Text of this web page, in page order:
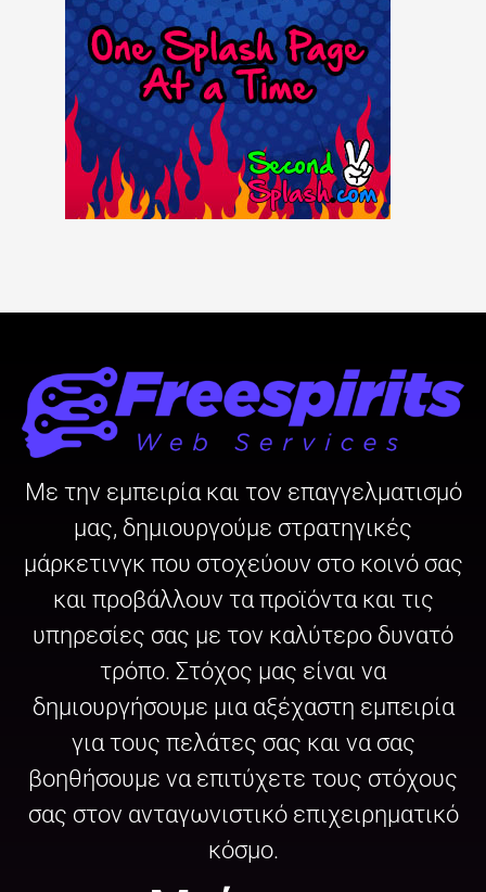
Με την εμπειρία και τον επαγγελματισμό
μας, δημιουργούμε στρατηγικές
μάρκετινγκ που στοχεύουν στο κοινό σας
και προβάλλουν τα προϊόντα και τις
υπηρεσίες σας με τον καλύτερο δυνατό
τρόπο. Στόχος μας είναι να
δημιουργήσουμε μια αξέχαστη εμπειρία
για τους πελάτες σας και να σας
βοηθήσουμε να επιτύχετε τους στόχους
σας στον ανταγωνιστικό επιχειρηματικό
κόσμο.